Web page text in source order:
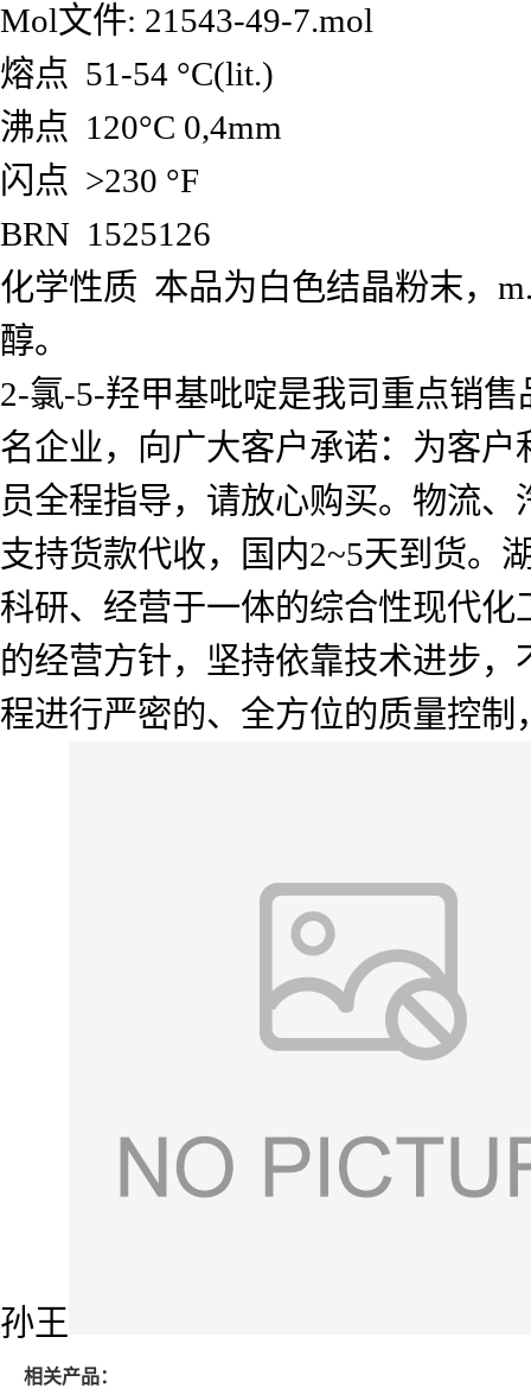
Mol文件: 21543-49-7.mol
熔点 51-54 °C(lit.)
沸点 120°C 0,4mm
闪点 >230 °F
BRN 1525126
化学性质 本品为白色结晶粉末，
醇。
2-氯-5-羟甲基吡啶是我司重点销
名企业，向广大客户承诺：为客
员全程指导，请放心购买。物流
支持货款代收，国内2~5天到货。
科研、经营于一体的综合性现代
的经营方针，坚持依靠技术进步
程进行严密的、全方位的质量控
孙王
相关产品：